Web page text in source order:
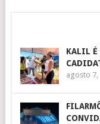
KALIL É
agosto 7,